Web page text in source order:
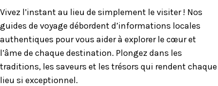
Vivez l’instant au lieu de simplement le visiter ! Nos
guides de voyage débordent d’informations locales
authentiques pour vous aider à explorer le cœur et
l’âme de chaque destination. Plongez dans les
traditions, les saveurs et les trésors qui rendent chaque
lieu si exceptionnel.